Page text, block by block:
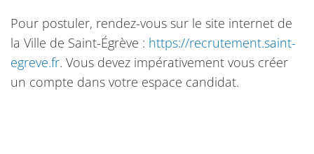
Pour postuler, rendez-vous sur le site internet de
la Ville de Saint-Égrève : https://recrutement.saint-
egreve.fr. Vous devez impérativement vous créer
un compte dans votre espace candidat.